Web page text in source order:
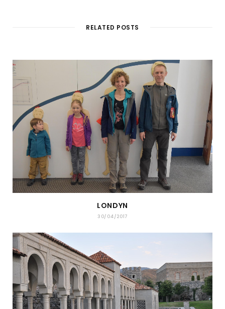
RELATED POSTS
LONDYN
30/04/2017